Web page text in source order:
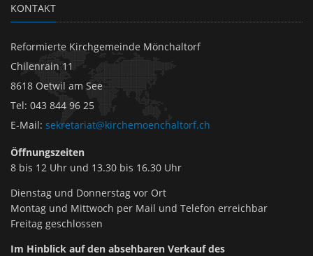
KONTAKT
Reformierte Kirchgemeinde Mönchaltorf
Chilenrain 11
8618 Oetwil am See
Tel: 043 844 96 25
E-Mail: sekretariat@kirchemoenchaltorf.ch
Öffnungszeiten
8 bis 12 Uhr und 13.30 bis 16.30 Uhr
Dienstag und Donnerstag vor Ort
Montag und Mittwoch per Mail und Telefon erreichbar
Freitag geschlossen
Im Hinblick auf den absehbaren Verkauf des